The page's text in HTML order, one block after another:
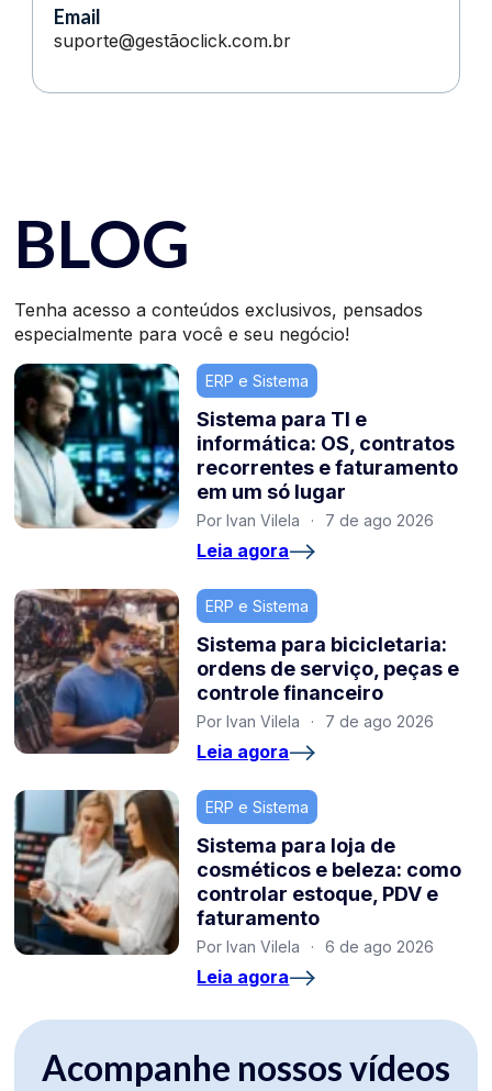
Email
suporte@gestãoclick.com.br
BLOG
Tenha acesso a conteúdos exclusivos, pensados
especialmente para você e seu negócio!
ERP e Sistema
Sistema para TI e
informática: OS, contratos
recorrentes e faturamento
em um só lugar
Por Ivan Vilela · 7 de ago 2026
Leia agora
ERP e Sistema
Sistema para bicicletaria:
ordens de serviço, peças e
controle financeiro
Por Ivan Vilela · 7 de ago 2026
Leia agora
ERP e Sistema
Sistema para loja de
cosméticos e beleza: como
controlar estoque, PDV e
faturamento
Por Ivan Vilela · 6 de ago 2026
Leia agora
Acompanhe nossos vídeos